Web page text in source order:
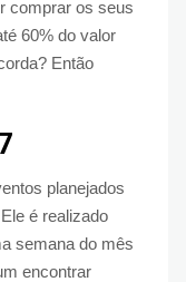
comprar os seus
60% do valor
Então
planejados
é realizado
semana do mês
encontrar